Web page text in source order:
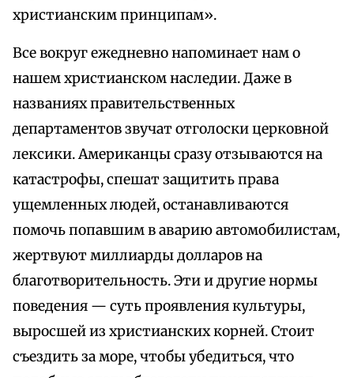
христианским принципам».
Все вокруг ежедневно напоминает нам о
нашем христианском наследии. Даже в
названиях правительственных
департаментов звучат отголоски церковной
лексики. Американцы сразу отзываются на
катастрофы, спешат защитить права
ущемленных людей, останавливаются
помочь попавшим в аварию автомобилистам,
жертвуют миллиарды долларов на
благотворительность. Эти и другие нормы
поведения — суть проявления культуры,
выросшей из христианских корней. Стоит
съездить за море, чтобы убедиться, что